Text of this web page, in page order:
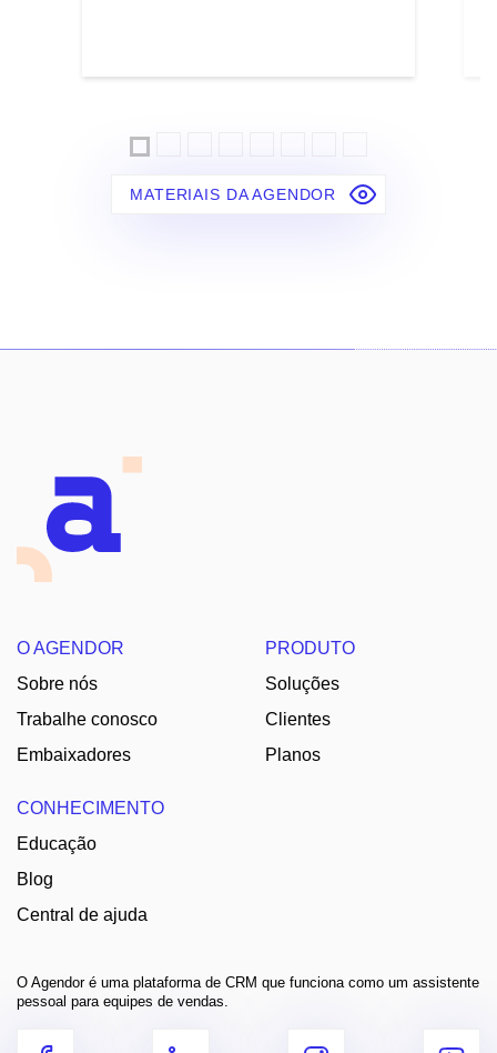
MATERIAIS DA AGENDOR
O AGENDOR
Sobre nós
Trabalhe conosco
Embaixadores
PRODUTO
Soluções
Clientes
Planos
CONHECIMENTO
Educação
Blog
Central de ajuda
O Agendor é uma plataforma de CRM que funciona como um assistente
pessoal para equipes de vendas.